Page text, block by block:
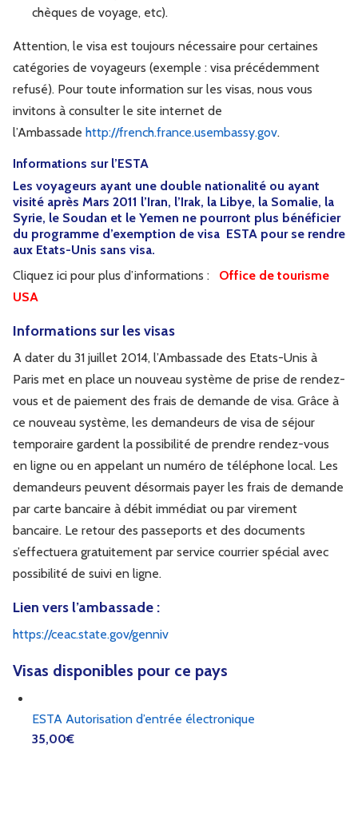
chèques de voyage, etc).
Attention, le visa est toujours nécessaire pour certaines
catégories de voyageurs (exemple : visa précédemment
refusé). Pour toute information sur les visas, nous vous
invitons à consulter le site internet de
l’Ambassade http://french.france.usembassy.gov.
Informations sur l’ESTA
Les voyageurs ayant une double nationalité ou ayant
visité après Mars 2011 l’Iran, l’Irak, la Libye, la Somalie, la
Syrie, le Soudan et le Yemen ne pourront plus bénéficier
du programme d’exemption de visa ESTA pour se rendre
aux Etats-Unis sans visa.
Cliquez ici pour plus d’informations : Office de tourisme
USA
Informations sur les visas
A dater du 31 juillet 2014, l’Ambassade des Etats-Unis à
Paris met en place un nouveau système de prise de rendez-
vous et de paiement des frais de demande de visa. Grâce à
ce nouveau système, les demandeurs de visa de séjour
temporaire gardent la possibilité de prendre rendez-vous
en ligne ou en appelant un numéro de téléphone local. Les
demandeurs peuvent désormais payer les frais de demande
par carte bancaire à débit immédiat ou par virement
bancaire. Le retour des passeports et des documents
s’effectuera gratuitement par service courrier spécial avec
possibilité de suivi en ligne.
Lien vers l’ambassade :
https://ceac.state.gov/genniv
Visas disponibles pour ce pays
ESTA Autorisation d’entrée électronique
35,00€